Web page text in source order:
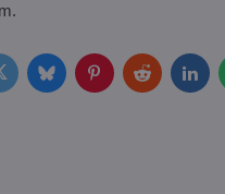
BlueskyPinterestReddit